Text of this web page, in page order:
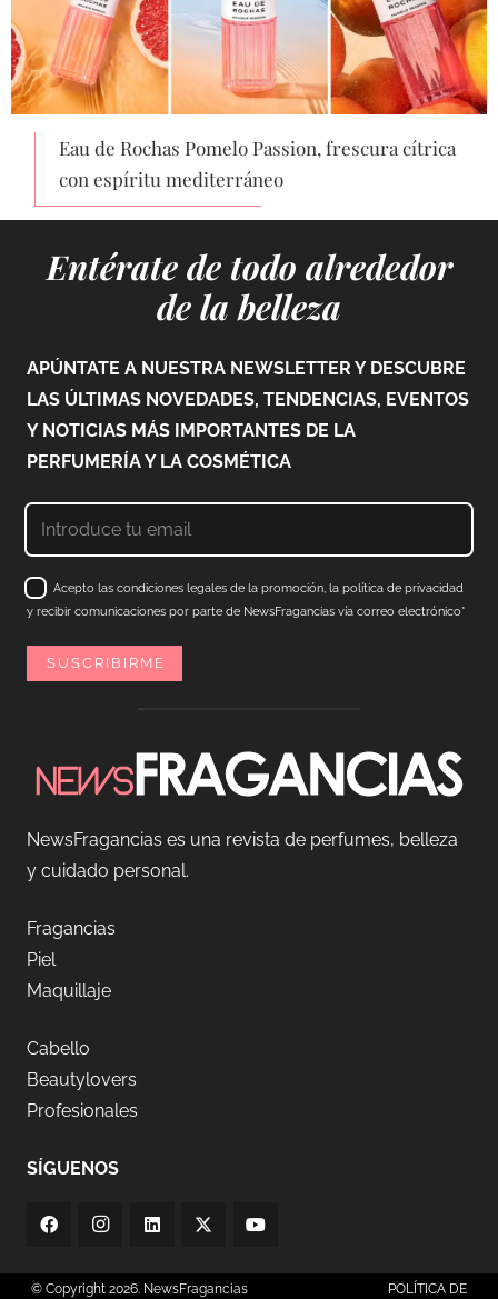
Eau de Rochas Pomelo Passion, frescura cítrica
con espíritu mediterráneo
Entérate de todo alrededor
de la belleza
APÚNTATE A NUESTRA NEWSLETTER Y DESCUBRE
LAS ÚLTIMAS NOVEDADES, TENDENCIAS, EVENTOS
Y NOTICIAS MÁS IMPORTANTES DE LA
PERFUMERÍA Y LA COSMÉTICA
Acepto las condiciones legales de la promoción, la política de privacidad
y recibir comunicaciones por parte de NewsFragancias vía correo electrónico*
NewsFragancias es una revista de perfumes, belleza
y cuidado personal.
Fragancias
Piel
Maquillaje
Cabello
Beautylovers
Profesionales
SÍGUENOS
© Copyright 2026. NewsFragancias POLÍTICA DE